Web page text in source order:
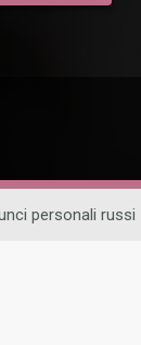
personali russi